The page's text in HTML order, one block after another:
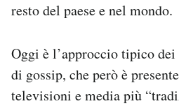
resto del paese e nel mondo.
Oggi è l’approccio tipico
di gossip, che però è
televisioni e media più